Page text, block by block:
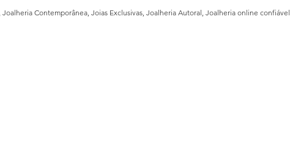
Contemporânea, Joias Exclusivas, Joalheria Autoral, Joalheria online confiável